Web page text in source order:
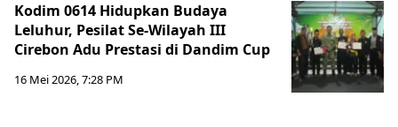
Kodim 0614 Hidupkan Budaya
Leluhur, Pesilat Se-Wilayah III
Cirebon Adu Prestasi di Dandim Cup
16 Mei 2026, 7:28 PM